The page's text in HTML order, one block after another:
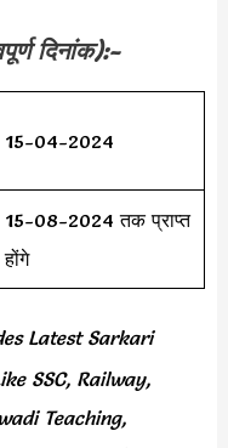
दिनांक):-
15-04-2024
15-08-2024 तक प्राप्त
होंगे
Latest Sarkari
SSC, Railway,
Teaching,